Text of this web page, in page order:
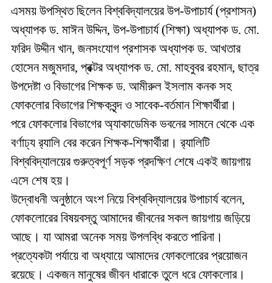
এসময় উপস্থিত ছিলেন বিশ্ববিদ্যালয়ের উপ-উপাচার্য (প্রশাসন)
অধ্যাপক ড. মাঈন উদ্দিন, উপ-উপাচার্য (শিক্ষা) অধ্যাপক ড. মো.
ফরিদ উদ্দীন খান, জনসংযোগ প্রশাসক অধ্যাপক ড. আখতার
হোসেন মজুমদার, প্রক্টর অধ্যাপক ড. মো. মাহবুবর রহমান, ছাত্র
উপদেষ্টা ও বিভাগের শিক্ষক ড. আমীরুল ইসলাম কনক সহ
ফোকলোর বিভাগের শিক্ষকবৃন্দ ও সাবেক-বর্তমান শিক্ষার্থীরা।
পরে ফোকলোর বিভাগের অ্যাকাডেমিক ভবনের সামনে থেকে এক
বর্ণাঢ্য র‍্যালি বের করেন শিক্ষক-শিক্ষার্থীরা। র‍্যালিটি
বিশ্ববিদ্যালয়ের গুরুত্বপূর্ণ সড়ক প্রদক্ষিণ শেষে একই জায়গায়
এসে শেষ হয়।
উদ্বোধনী অনুষ্ঠানে অংশ নিয়ে বিশ্ববিদ্যালয়ের উপাচার্য বলেন,
ফোকলোরের বিষয়বস্তু আমাদের জীবনের সকল জায়গায় জড়িয়ে
আছে। যা আমরা অনেক সময় উপলব্ধি করতে পারিনা।
প্রত্যেকটা পর্যায়ে বা অধ্যায়ে আমাদের ফোকলোরের প্রয়োজন
রয়েছে। একজন মানুষের জীবন ধারাকে তুলে ধরে ফোকলোর।